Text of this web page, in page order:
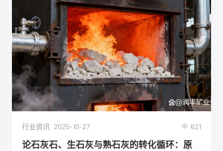
行业资讯 2025-10-27 621
论石灰石、生石灰与熟石灰的转化循环：原